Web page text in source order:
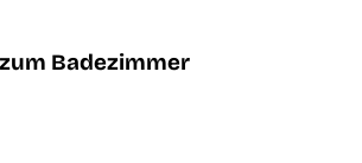
Badezimmer